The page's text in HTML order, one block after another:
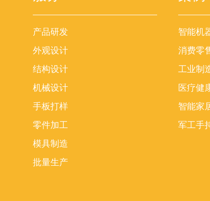
产品研发
外观设计
结构设计
机械设计
手板打样
零件加工
模具制造
批量生产
智能机
消费零
工业制
医疗健
智能家
军工手